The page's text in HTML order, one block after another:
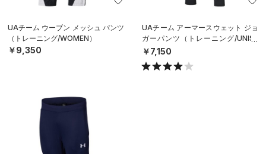
UAチーム ウーブン メッシュ パンツ
（トレーニング/WOMEN）
￥9,350
UAチーム アーマースウェット ジョ
ガーパンツ（トレーニング/UNISE
X）
￥7,150